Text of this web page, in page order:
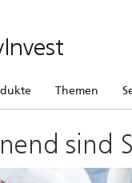
Themen
sind